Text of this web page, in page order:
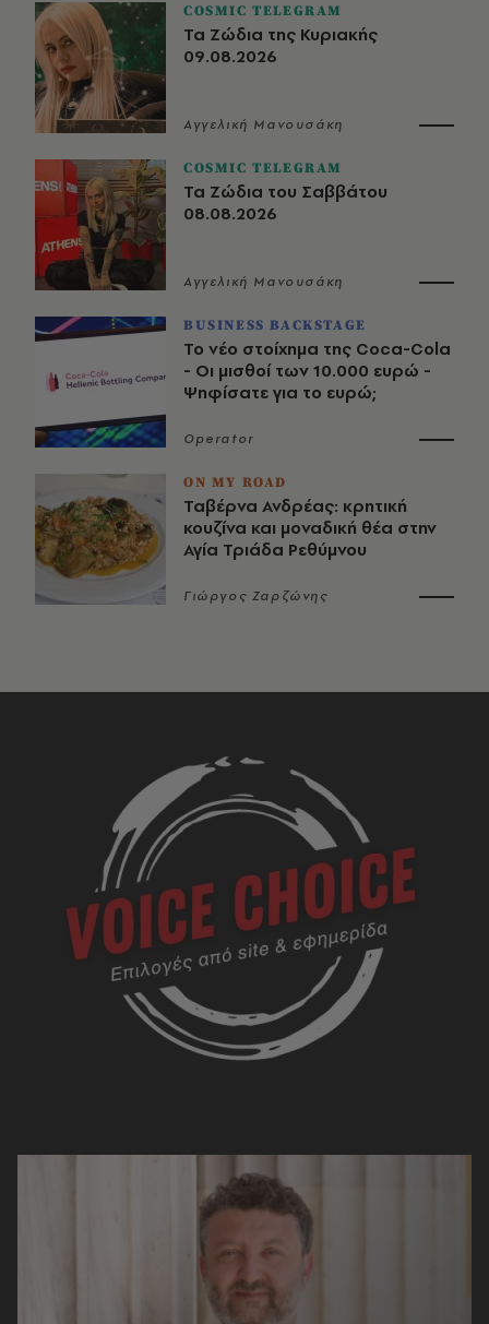
COSMIC TELEGRAM
Τα Ζώδια της Κυριακής
09.08.2026
Αγγελική Μανουσάκη
COSMIC TELEGRAM
Τα Ζώδια του Σαββάτου
08.08.2026
Αγγελική Μανουσάκη
BUSINESS BACKSTAGE
Το νέο στοίχημα της Coca-Cola
- Οι μισθοί των 10.000 ευρώ -
Ψηφίσατε για το ευρώ;
Operator
ON MY ROAD
Ταβέρνα Ανδρέας: κρητική
κουζίνα και μοναδική θέα στην
Αγία Τριάδα Ρεθύμνου
Γιώργος Ζαρζώνης